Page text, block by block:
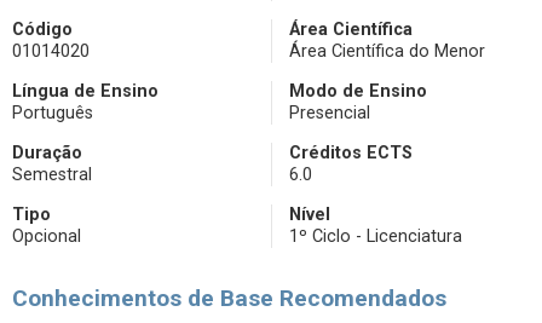
Código
01014020
Área Científica
Área Científica do Menor
Língua de Ensino
Português
Modo de Ensino
Presencial
Duração
Semestral
Créditos ECTS
6.0
Tipo
Opcional
Nível
1º Ciclo - Licenciatura
Conhecimentos de Base Recomendados